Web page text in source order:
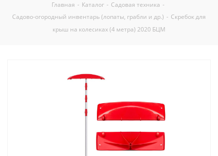
Главная - Каталог - Садовая техника -
Садово-огородный инвентарь (лопаты, грабли и др.) - Скребок для
крыш на колесиках (4 метра) 2020 БЦМ